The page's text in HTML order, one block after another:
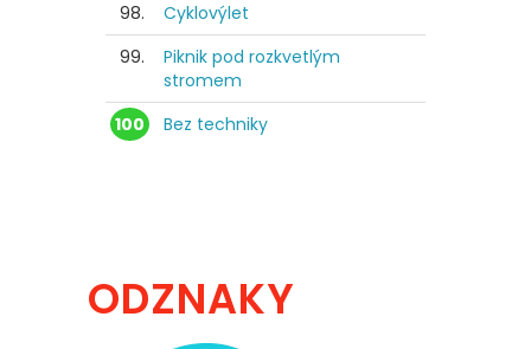
98.
Cyklovýlet
99.
Piknik pod rozkvetlým
stromem
100
Bez techniky
ODZNAKY